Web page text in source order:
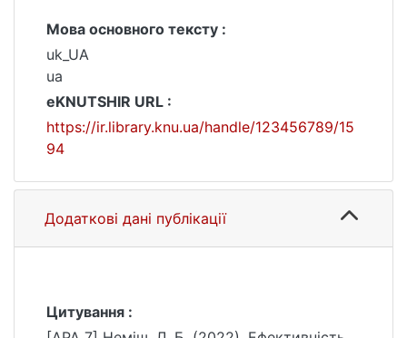
Мова основного тексту :
uk_UA
ua
eKNUTSHIR URL :
https://ir.library.knu.ua/handle/123456789/15
94
Додаткові дані публікації
Цитування :